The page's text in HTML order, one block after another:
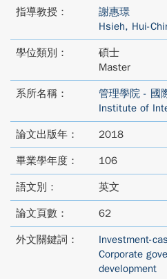
指導教授：
謝惠璟
Hsieh, Hui-
學位類別：
碩士
Master
系所名稱：
管理學院 - 國
Institute of
論文出版年： 2018
畢業學年度： 106
語文別： 英文
論文頁數： 62
外文關鍵詞： Investment-
Corporate
development